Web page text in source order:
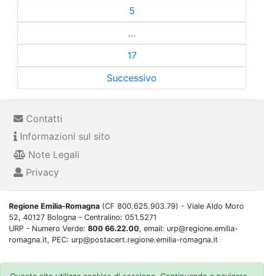
5
…
17
Successivo
Contatti
Informazioni sul sito
Note Legali
Privacy
Regione Emilia-Romagna (CF 800.625.903.79) - Viale Aldo Moro
52, 40127 Bologna - Centralino: 051.5271
URP - Numero Verde: 800 66.22.00, email: urp@regione.emilia-
romagna.it, PEC: urp@postacert.regione.emilia-romagna.it